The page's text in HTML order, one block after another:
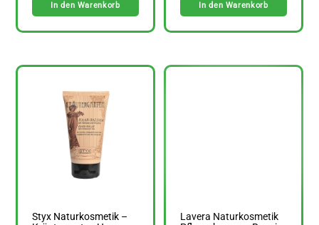
In den Warenkorb In den Warenkorb
Styx Naturkosmetik –
Lavera Naturkosmetik